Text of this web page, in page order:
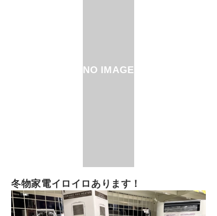
NO IMAGE
冬物家電イロイロあります！